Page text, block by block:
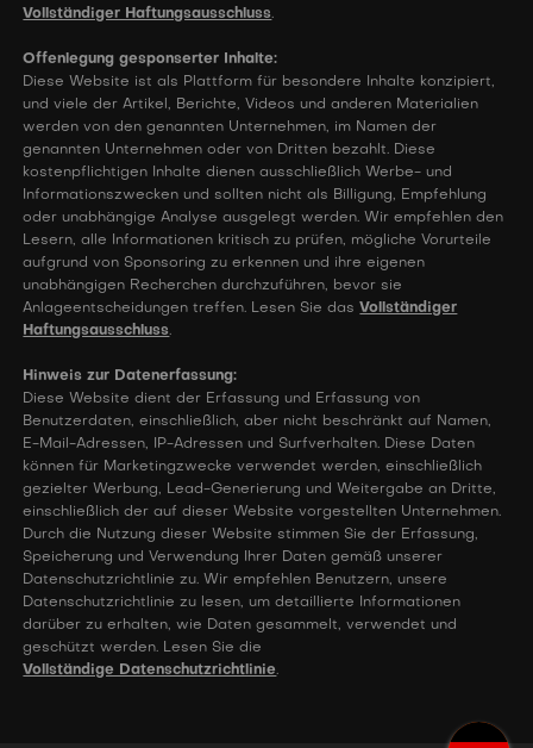
Vollständiger Haftungsausschluss.
Offenlegung gesponserter Inhalte:
Diese Website ist als Plattform für besondere Inhalte konzipiert,
und viele der Artikel, Berichte, Videos und anderen Materialien
werden von den genannten Unternehmen, im Namen der
genannten Unternehmen oder von Dritten bezahlt. Diese
kostenpflichtigen Inhalte dienen ausschließlich Werbe- und
Informationszwecken und sollten nicht als Billigung, Empfehlung
oder unabhängige Analyse ausgelegt werden. Wir empfehlen den
Lesern, alle Informationen kritisch zu prüfen, mögliche Vorurteile
aufgrund von Sponsoring zu erkennen und ihre eigenen
unabhängigen Recherchen durchzuführen, bevor sie
Anlageentscheidungen treffen. Lesen Sie dasVollständiger
Haftungsausschluss.
Hinweis zur Datenerfassung:
Diese Website dient der Erfassung und Erfassung von
Benutzerdaten, einschließlich, aber nicht beschränkt auf Namen,
E-Mail-Adressen, IP-Adressen und Surfverhalten. Diese Daten
können für Marketingzwecke verwendet werden, einschließlich
gezielter Werbung, Lead-Generierung und Weitergabe an Dritte,
einschließlich der auf dieser Website vorgestellten Unternehmen.
Durch die Nutzung dieser Website stimmen Sie der Erfassung,
Speicherung und Verwendung Ihrer Daten gemäß unserer
Datenschutzrichtlinie zu. Wir empfehlen Benutzern, unsere
Datenschutzrichtlinie zu lesen, um detaillierte Informationen
darüber zu erhalten, wie Daten gesammelt, verwendet und
geschützt werden. Lesen Sie die
Vollständige Datenschutzrichtlinie.